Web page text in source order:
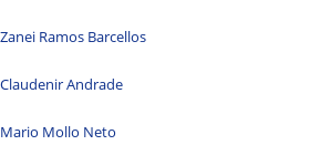
Zanei Ramos Barcellos
Claudenir Andrade
Mario Mollo Neto